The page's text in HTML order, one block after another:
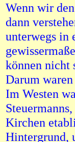
Wenn wir
dann
unterwegs in
können nicht
Darum
Im Westen
Kirchen
Hintergrund,